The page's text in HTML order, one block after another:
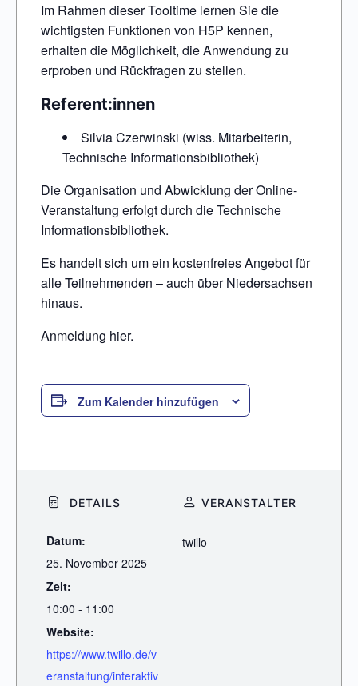
Im Rahmen dieser Tooltime lernen Sie die
wichtigsten Funktionen von H5P kennen,
erhalten die Möglichkeit, die Anwendung zu
erproben und Rückfragen zu stellen.
Referent:innen
Silvia Czerwinski (wiss. Mitarbeiterin,
Technische Informationsbibliothek)
Die Organisation und Abwicklung der Online-
Veranstaltung erfolgt durch die Technische
Informationsbibliothek.
Es handelt sich um ein kostenfreies Angebot für
alle Teilnehmenden – auch über Niedersachsen
hinaus.
Anmeldung hier.
Zum Kalender hinzufügen
DETAILS
Datum:
25. November 2025
Zeit:
10:00 - 11:00
Website:
https://www.twillo.de/v
eranstaltung/interaktiv
VERANSTALTER
twillo